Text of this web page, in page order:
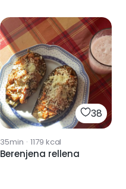
38
35min · 1179 kcal
Berenjena rellena